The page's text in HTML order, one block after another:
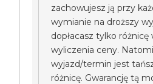
zachowujesz ją przy
wymianie na droższy
dopłacasz tylko różnicę
wyliczenia ceny.
wyjazd/termin jest
różnicę. Gwarancję tą